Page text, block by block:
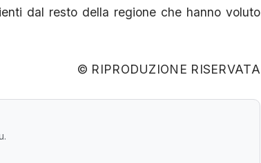
dal resto della regione che hanno voluto
© RIPRODUZIONE RISERVATA